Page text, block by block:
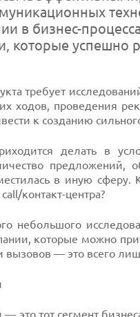
в бизнес-
которые успешно р
требует
ходов, проведения
к созданию
делать в
предложений,
в иную
контакт-центра?
небольшого
которые можно
вызовов — это всего
это тот сегмент